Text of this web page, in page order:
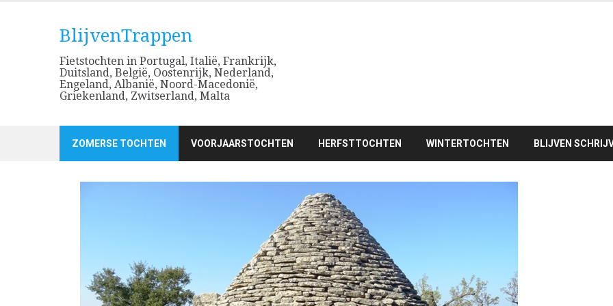
BlijvenTrappen
Fietstochten in Portugal, Italië, Frankrijk,
Duitsland, België, Oostenrijk, Nederland,
Engeland, Albanië, Noord-Macedonië,
Griekenland, Zwitserland, Malta
ZOMERSE TOCHTEN VOORJAARSTOCHTEN HERFSTTOCHTEN WINTERTOCHTEN BLIJVEN